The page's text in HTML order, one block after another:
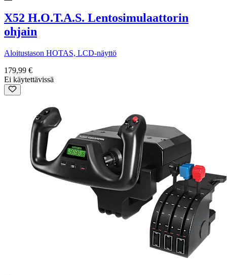
X52 H.O.T.A.S. Lentosimulaattorin
ohjain
Aloitustason HOTAS, LCD-näyttö
179,99 €
Ei käytettävissä